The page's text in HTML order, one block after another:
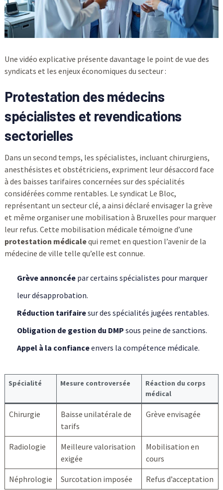
Une vidéo explicative présente davantage le point de vue des
syndicats et les enjeux économiques du secteur :
Protestation des médecins
spécialistes et revendications
sectorielles
Dans un second temps, les spécialistes, incluant chirurgiens,
anesthésistes et obstétriciens, expriment leur désaccord face
à des baisses tarifaires concernées sur des spécialités
considérées comme rentables. Le syndicat Le Bloc,
représentant un secteur clé, a ainsi déclaré envisager la grève
et même organiser une mobilisation à Bruxelles pour marquer
leur refus. Cette mobilisation médicale témoigne d’une
protestation médicalequi remet en question l’avenir de la
médecine de ville telle qu’elle est connue.
Grève annoncéepar certains spécialistes pour marquer
leur désapprobation.
Réduction tarifairesur des spécialités jugées rentables.
Obligation de gestion du DMP sous peine de sanctions.
Appel à la confianceenvers la compétence médicale.
Spécialité Mesure controversée
Réaction du corps
médical
Chirurgie
Baisse unilatérale de
tarifs
Grève envisagée
Radiologie
Meilleure valorisation
exigée
Mobilisation en
cours
Néphrologie Surcotation imposée Refus d’acceptation